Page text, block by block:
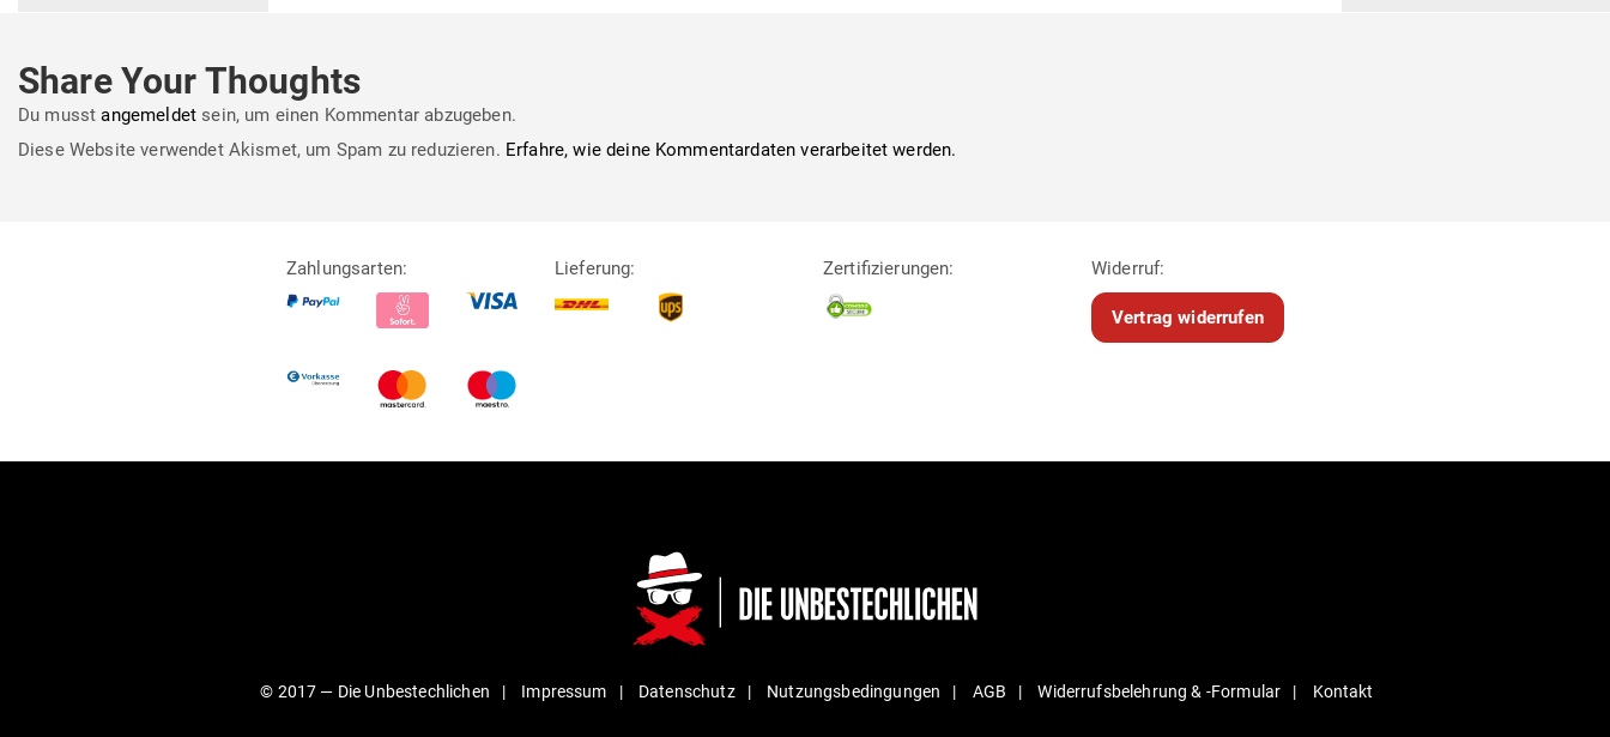
Share Your Thoughts
Du musstangemeldet sein, um einen Kommentar abzugeben.
Diese Website verwendet Akismet, um Spam zu reduzieren. Erfahre, wie deine Kommentardaten verarbeitet werden.
Zahlungsarten: Lieferung: Zertifizierungen: Widerruf:
Vertrag widerrufen
© 2017 — Die Unbestechlichen Impressum Daten­schutz Nut­zungs­be­din­gungen AGB Wider­rufs­be­lehrung & ‑For­mular Kontakt